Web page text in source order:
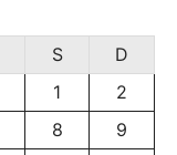
S
D
1
2
8
9